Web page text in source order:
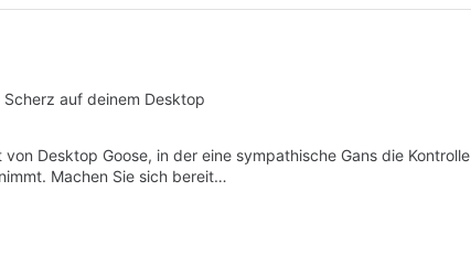
auf deinem Desktop
von Desktop Goose, in der eine sympathische Gans die Kontrolle
Machen Sie sich bereit…